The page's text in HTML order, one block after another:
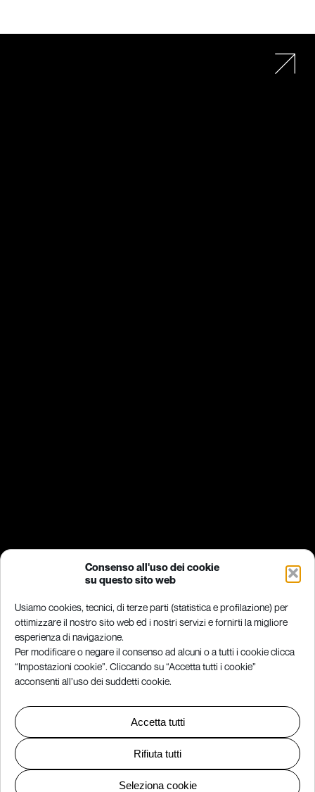
Consenso all'uso dei cookie
su questo sito web
Usiamo cookies, tecnici, di terze parti (statistica e profilazione) per
ottimizzare il nostro sito web ed i nostri servizi e fornirti la migliore
esperienza di navigazione.
Per modificare o negare il consenso ad alcuni o a tutti i cookie clicca
“Impostazioni cookie”. Cliccando su “Accetta tutti i cookie”
acconsenti all’uso dei suddetti cookie.
Accetta tutti
Rifiuta tutti
Seleziona cookie